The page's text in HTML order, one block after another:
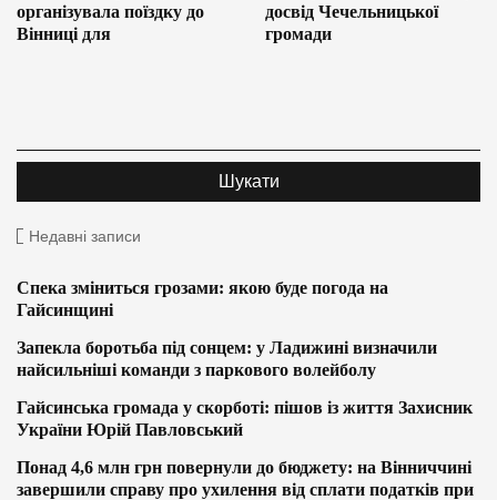
організувала поїздку до
Вінниці для
досвід Чечельницької
громади
Недавні записи
Спека зміниться грозами: якою буде погода на
Гайсинщині
Запекла боротьба під сонцем: у Ладижині визначили
найсильніші команди з паркового волейболу
Гайсинська громада у скорботі: пішов із життя Захисник
України Юрій Павловський
Понад 4,6 млн грн повернули до бюджету: на Вінниччині
завершили справу про ухилення від сплати податків при